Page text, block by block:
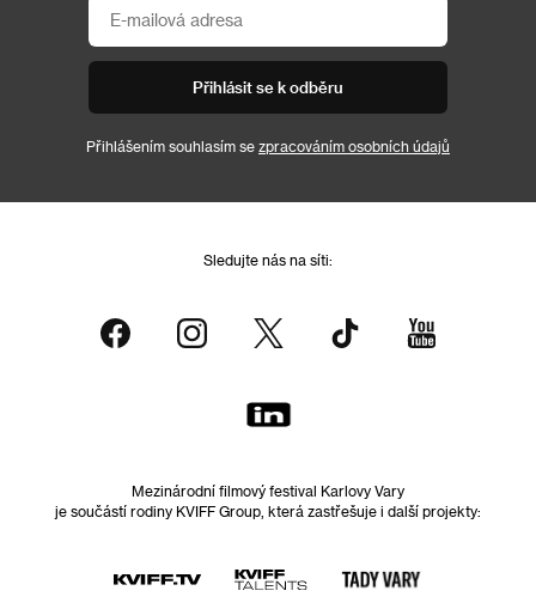
Přihlásit se k odběru
Přihlášením souhlasím se zpracováním osobních údajů
Sledujte nás na síti:
Mezinárodní filmový festival Karlovy Vary
je součástí rodiny KVIFF Group, která zastřešuje i další projekty: